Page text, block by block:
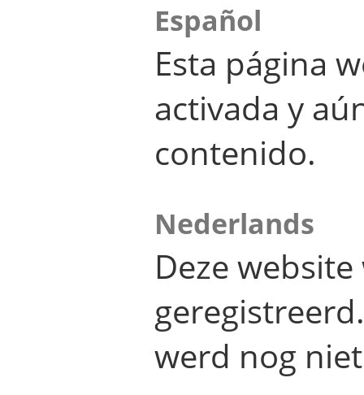
Español
Esta página
activada y
contenido.
Nederlands
Deze
werd nog